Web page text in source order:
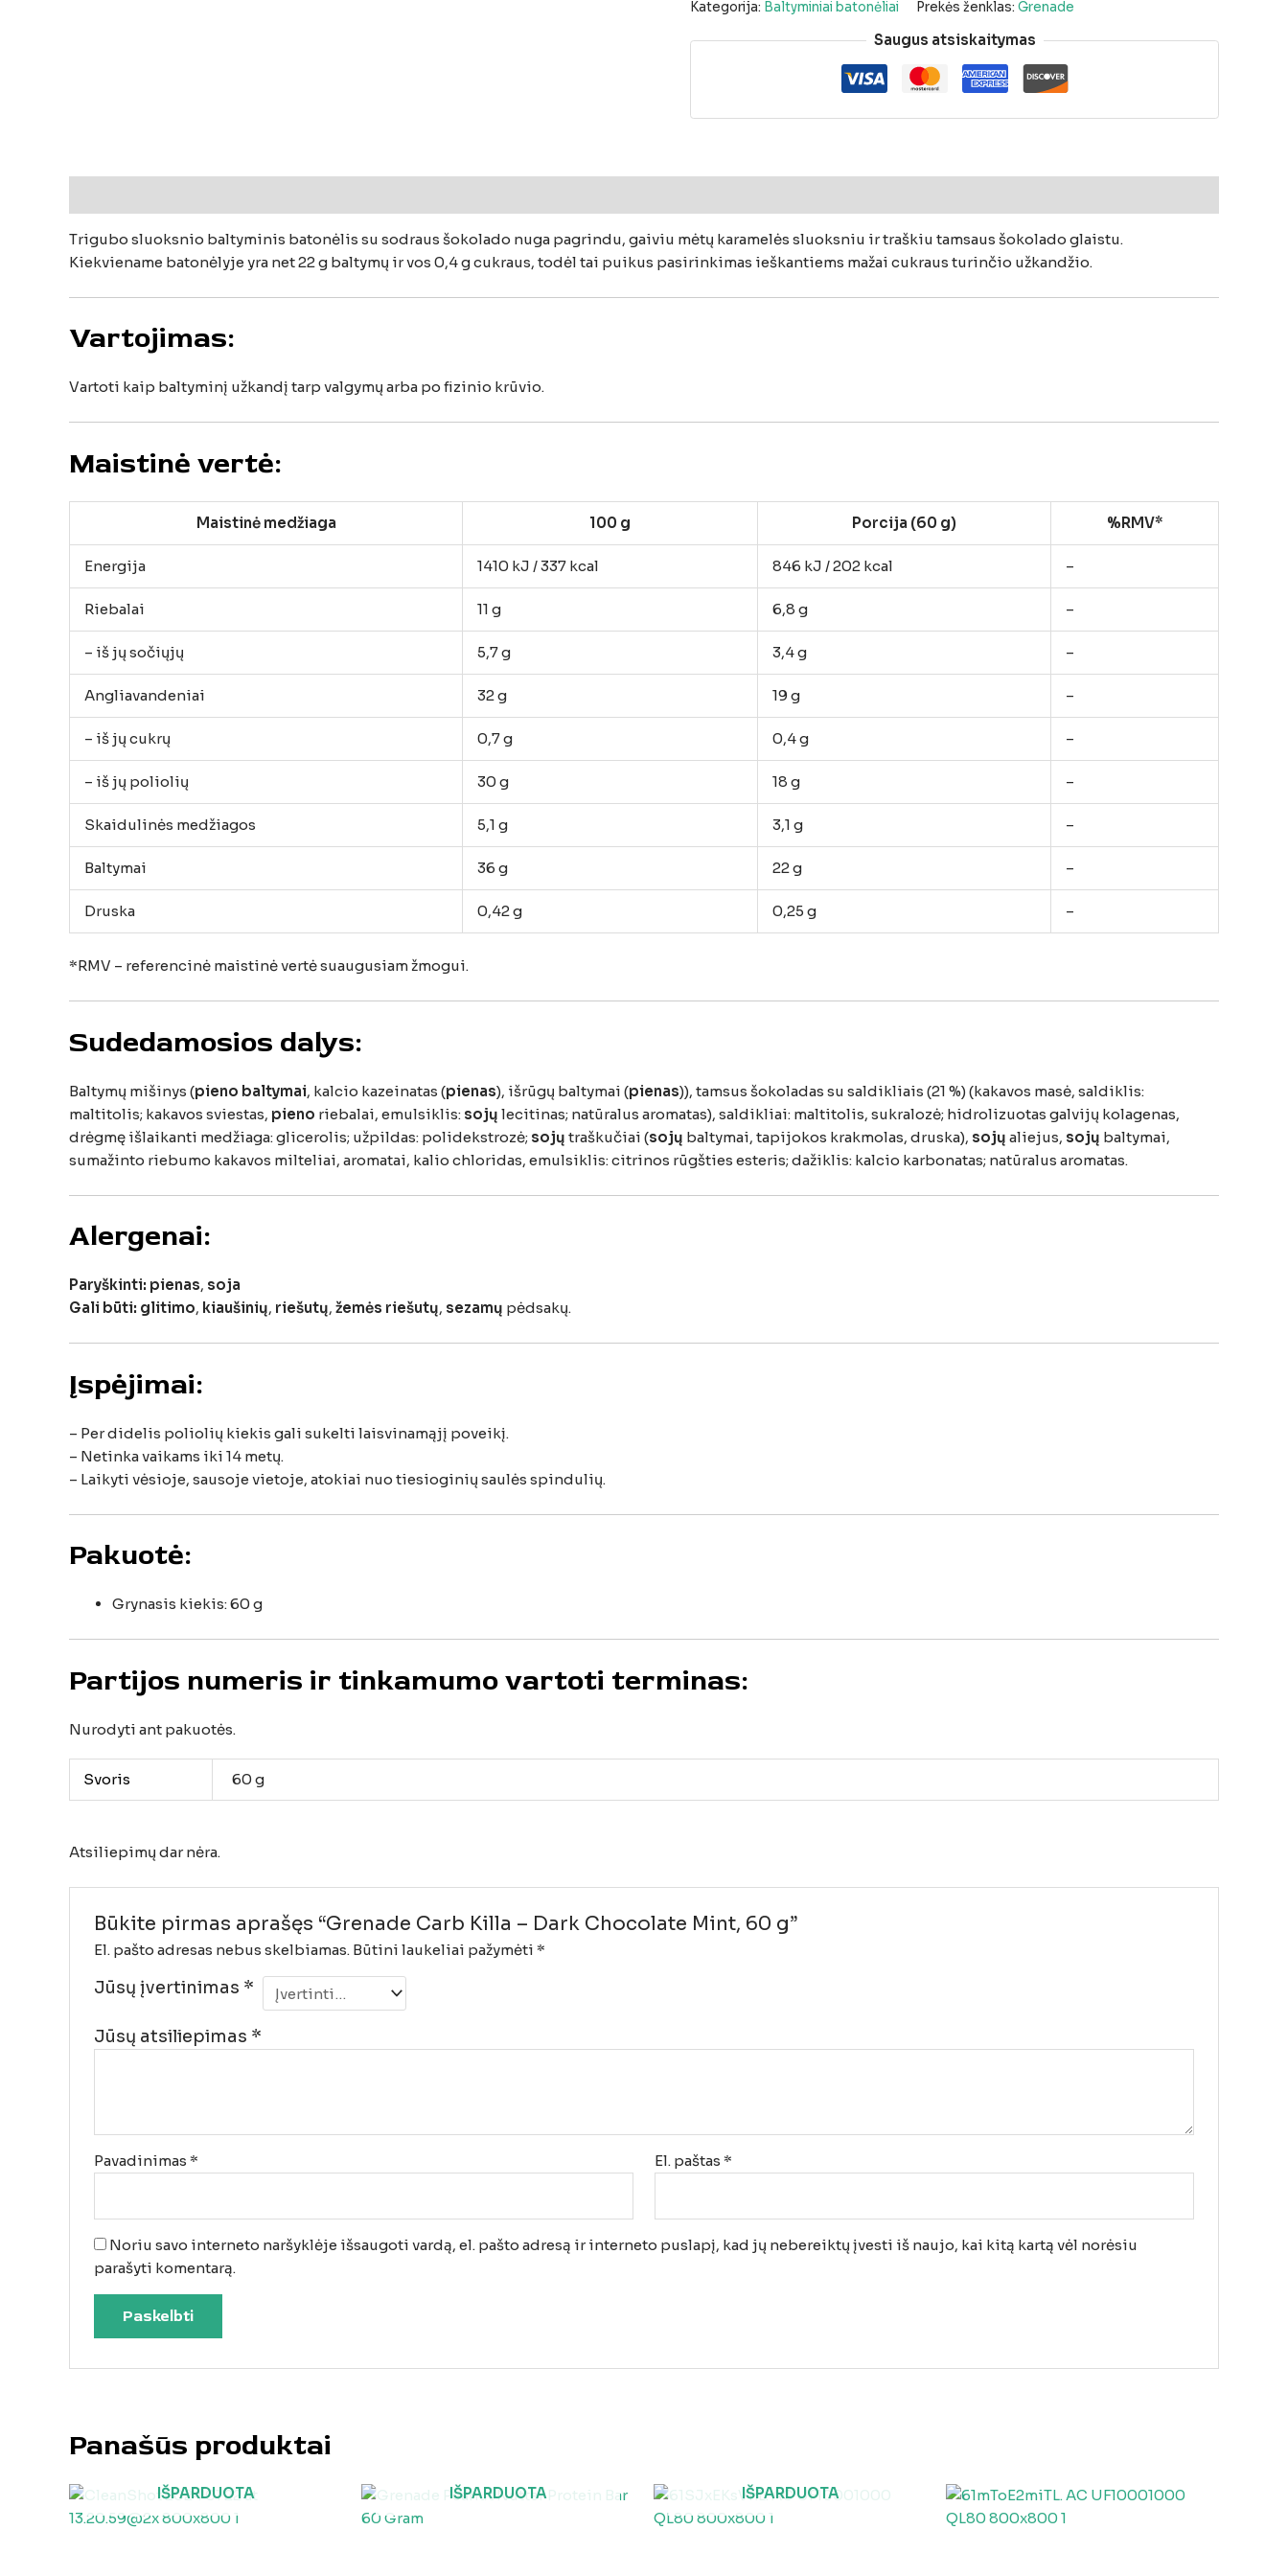
Kategorija: Baltyminiai batonėliai Prekės ženklas: Grenade
Saugus atsiskaitymas
Trigubo sluoksnio baltyminis batonėlis su sodraus šokolado nuga pagrindu, gaiviu mėtų karamelės sluoksniu irtraškiu tamsaus šokolado glaistu.
Kiekviename batonėlyje yra net22 g baltymų irvos 0,4gcukraus, todėl tai puikus pasirinkimas ieškantiems mažai cukraus turinčio užkandžio.
Vartojimas:
Vartoti kaip baltyminį užkandį tarp valgymų arba po fizinio krūvio.
Maistinė vertė:
Maistinė medžiaga 100 g Porcija (60 g) %RMV*
Energija 1410 kJ /337 kcal 846 kJ /202 kcal –
Riebalai 11 g 6,8 g –
– iš jų sočiųjų 5,7g 3,4g –
Angliavandeniai 32 g 19g –
– iš jų cukrų 0,7g 0,4g –
– iš jų poliolių 30g 18 g –
Skaidulinės medžiagos 5,1 g 3,1 g –
Baltymai 36 g 22 g –
Druska 0,42 g 0,25 g –
*RMV – referencinė maistinėvertėsuaugusiamžmogui.
Sudedamosios dalys:
Baltymų mišinys (pieno baltymai, kalcio kazeinatas (pienas), išrūgų baltymai (pienas)), tamsus šokoladas su saldikliais (21 %) (kakavos masė, saldiklis:
maltitolis; kakavos sviestas, pieno riebalai, emulsiklis: sojų lecitinas; natūralus aromatas), saldikliai: maltitolis, sukralozė; hidrolizuotas galvijų kolagenas,
drėgmę išlaikanti medžiaga:glicerolis; užpildas: polidekstrozė; sojų traškučiai (sojų baltymai, tapijokos krakmolas, druska), sojų aliejus, sojų baltymai,
sumažinto riebumo kakavos milteliai, aromatai, kalio chloridas, emulsiklis:citrinos rūgšties esteris;dažiklis: kalcio karbonatas; natūralus aromatas.
Alergenai:
Paryškinti: pienas, soja
Gali būti: glitimo, kiaušinių, riešutų, žemės riešutų, sezamų pėdsakų.
Įspėjimai:
– Perdidelis poliolių kiekis gali sukelti laisvinamąjį poveikį.
– Netinkavaikams iki 14 metų.
– Laikyti vėsioje, sausoje vietoje, atokiai nuo tiesioginių saulės spindulių.
Pakuotė:
Grynasis kiekis:60g
Partijos numeris ir tinkamumovartoti terminas:
Nurodyti ant pakuotės.
Svoris 60 g
Atsiliepimų dar nėra.
Būkite pirmas aprašęs “Grenade Carb Killa – Dark Chocolate Mint, 60 g”
El. pašto adresas nebus skelbiamas. Būtini laukeliai pažymėti *
Jūsų įvertinimas *
Jūsų atsiliepimas *
Pavadinimas * El. paštas *
Noriu savo interneto naršyklėje išsaugoti vardą, el. pašto adresą ir interneto puslapį, kad jų nebereiktų įvesti iš naujo, kai kitą kartą vėl norėsiu
parašyti komentarą.
Panašūs produktai
IŠPARDUOTA IŠPARDUOTA IŠPARDUOTA